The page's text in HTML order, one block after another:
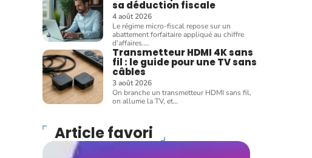
sa déduction fiscale
4 août 2026
Le régime micro-fiscal repose sur un
abattement forfaitaire appliqué au chiffre
d'affaires.…
Transmetteur HDMI 4K sans
fil : le guide pour une TV sans
câbles
3 août 2026
On branche un transmetteur HDMI sans fil,
on allume la TV, et…
Article favori